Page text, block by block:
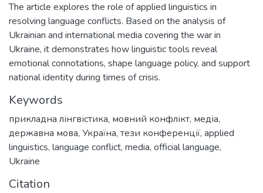
The article explores the role of applied linguistics in
resolving language conflicts. Based on the analysis of
Ukrainian and international media covering the war in
Ukraine, it demonstrates how linguistic tools reveal
emotional connotations, shape language policy, and support
national identity during times of crisis.
Keywords
прикладна лінгвістика, мовний конфлікт, медіа,
державна мова, Україна, тези конференції, applied
linguistics, language conflict, media, official language,
Ukraine
Citation